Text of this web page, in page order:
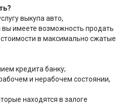
выкупа авто,
имеете возможность продать
в максимально сжатые
кредита банку;
и нерабочем состоянии,
находятся в залоге